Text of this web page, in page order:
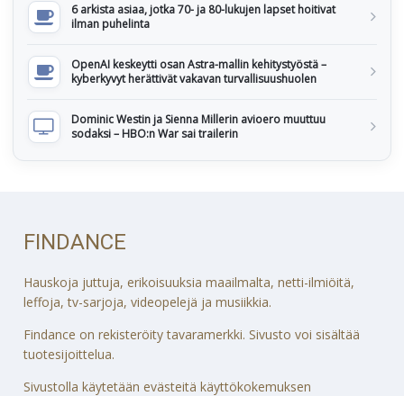
6 arkista asiaa, jotka 70- ja 80-lukujen lapset hoitivat
ilman puhelinta
OpenAI keskeytti osan Astra-mallin kehitystyöstä –
kyberkyvyt herättivät vakavan turvallisuushuolen
Dominic Westin ja Sienna Millerin avioero muuttuu
sodaksi – HBO:n War sai trailerin
FINDANCE
Hauskoja juttuja, erikoisuuksia maailmalta, netti-ilmiöitä,
leffoja, tv-sarjoja, videopelejä ja musiikkia.
Findance on rekisteröity tavaramerkki. Sivusto voi sisältää
tuotesijoittelua.
Sivustolla käytetään evästeitä käyttökokemuksen